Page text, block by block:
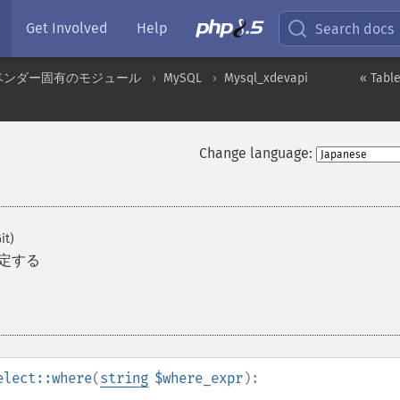
Get Involved Help Search docs
«
ンダー固有のモジュール MySQL
Mysql_xdevapi
Change language:
する
(string $where_expr):